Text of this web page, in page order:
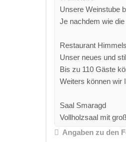
Unsere Weinstube
Je nachdem wie
Restaurant
Unser neues und
Bis zu 110 Gäste
Weiters können wir
Saal Smaragd
Vollholzsaal mit
Angaben zu den